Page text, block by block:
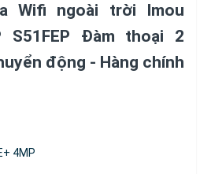
Wifi ngoài trời Imou
S51FEP Đàm thoại 2
động - Hàng chính
4MP